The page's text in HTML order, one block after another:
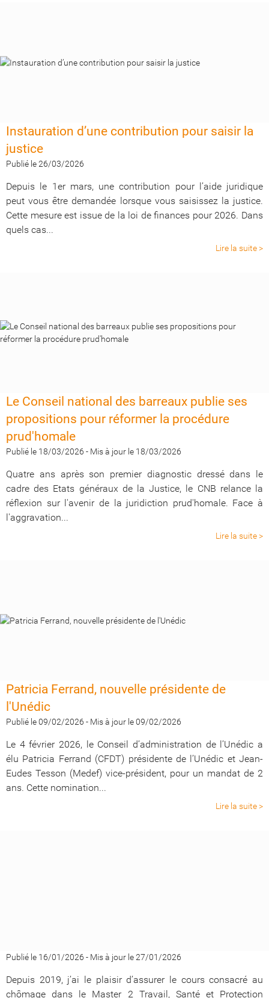
Instauration d’une contribution pour saisir la
justice
Publié le 26/03/2026
Depuis le 1er mars, une contribution pour l’aide juridique
peut vous être demandée lorsque vous saisissez la justice.
Cette mesure est issue de la loi de finances pour 2026. Dans
quels cas...
Lire la suite >
Le Conseil national des barreaux publie ses
propositions pour réformer la procédure
prud'homale
Publié le 18/03/2026 - Mis à jour le 18/03/2026
Quatre ans après son premier diagnostic dressé dans le
cadre des Etats généraux de la Justice, le CNB relance la
réflexion sur l'avenir de la juridiction prud'homale. Face à
l'aggravation...
Lire la suite >
Patricia Ferrand, nouvelle présidente de
l'Unédic
Publié le 09/02/2026 - Mis à jour le 09/02/2026
Le 4 février 2026, le Conseil d’administration de l’Unédic a
élu Patricia Ferrand (CFDT) présidente de l’Unédic et Jean-
Eudes Tesson (Medef) vice-président, pour un mandat de 2
ans. Cette nomination...
Lire la suite >
Publié le 16/01/2026 - Mis à jour le 27/01/2026
Depuis 2019, j’ai le plaisir d’assurer le cours consacré au
chômage dans le Master 2 Travail, Santé et Protection